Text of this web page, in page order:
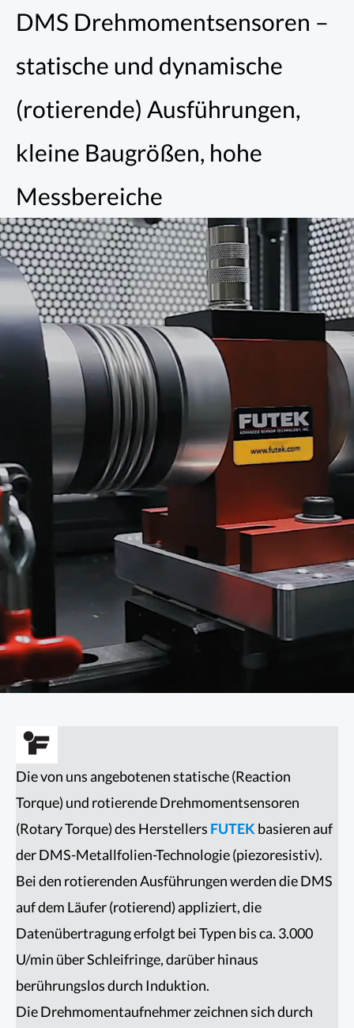
InhaltDMS Drehmomentsensoren –
statische und dynamische
(rotierende) Ausführungen,
kleine Baugrößen, hohe
Messbereiche
Die von uns angebotenen statische (Reaction
Torque) und rotierende Drehmomentsensoren
(Rotary Torque) des Herstellers FUTEK basieren auf
der DMS-Metallfolien-Technologie (piezoresistiv).
Bei den rotierenden Ausführungen werden die DMS
auf dem Läufer (rotierend) appliziert, die
Datenübertragung erfolgt bei Typen bis ca. 3.000
U/min über Schleifringe, darüber hinaus
berührungslos durch Induktion.
Die Drehmomentaufnehmer zeichnen sich durch